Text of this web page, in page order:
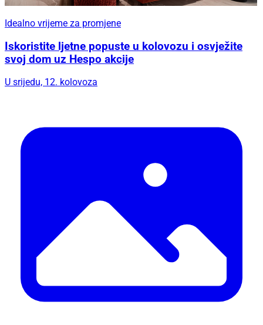
Idealno vrijeme za promjene
Iskoristite ljetne popuste u kolovozu i osvježite
svoj dom uz Hespo akcije
U srijedu, 12. kolovoza